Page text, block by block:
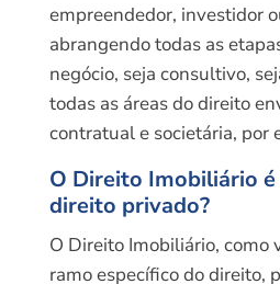
empreendedor, investidor
abrangendo todas as
negócio, seja consultivo,
todas as áreas do direito
contratual e societária, por
O Direito Imobiliário
direito privado?
O Direito Imobiliário, como
ramo específico do direito,